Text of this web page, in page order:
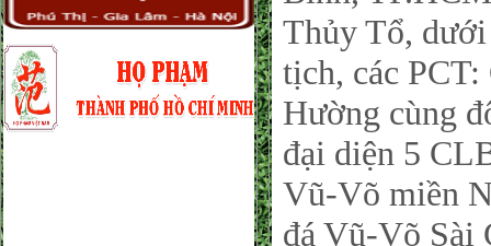
Thủy Tổ,
tịch, các
Hường cùng
đại diện 5
Vũ-Võ miền
đá Vũ-Võ Sài